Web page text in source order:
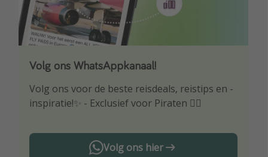
Volg ons WhatsAppkanaal!
Volg ons voor de beste reisdeals, reistips en -
inspiratie!✨ - Exclusief voor Piraten 🏴‍☠️
Volg ons hier
Download onze app
Wees als eerste op de hoogte van de beste
reisaanbiedingen